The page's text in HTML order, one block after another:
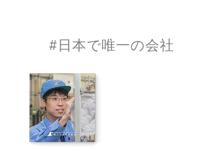
#日本で唯一の会社